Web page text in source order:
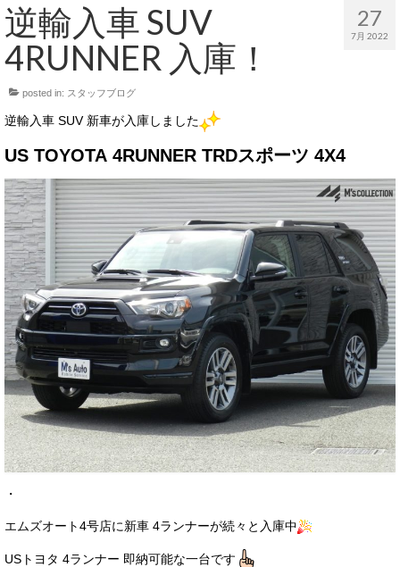
M’sCollectionパーツ一覧
エムズオート
M’sCollection
買取のご案内
店舗情報
店舗情報
会社概要
トップメッセージ
スタッフ紹介
ブログ
イベント
27
7月 2022
逆輸入車 SUV
4RUNNER 入庫！
posted in: スタッフブログ
逆輸入車 SUV 新車が入庫しました
US TOYOTA 4RUNNER TRDスポーツ 4X4
・
エムズオート4号店に新車 4ランナーが続々と入庫中
USトヨタ 4ランナー 即納可能な一台です